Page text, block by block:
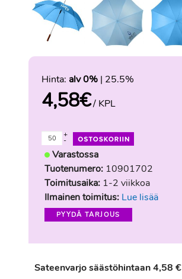
Hinta: alv 0% | 25.5%
4,58€/ KPL
-
+
Varastossa
Tuotenumero: 10901702
Toimitusaika: 1-2 viikkoa
Ilmainen toimitus: Lue lisää
PYYDÄ TARJOUS
Sateenvarjo säästöhintaan 4,58 €